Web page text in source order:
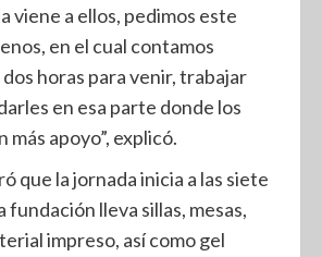
viene a ellos, pedimos este
en el cual contamos
horas para venir, trabajar
en esa parte donde los
más apoyo”, explicó.
que la jornada inicia a las siete
fundación lleva sillas, mesas,
impreso, así como gel